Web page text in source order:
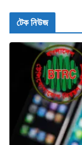
টেক নিউজ